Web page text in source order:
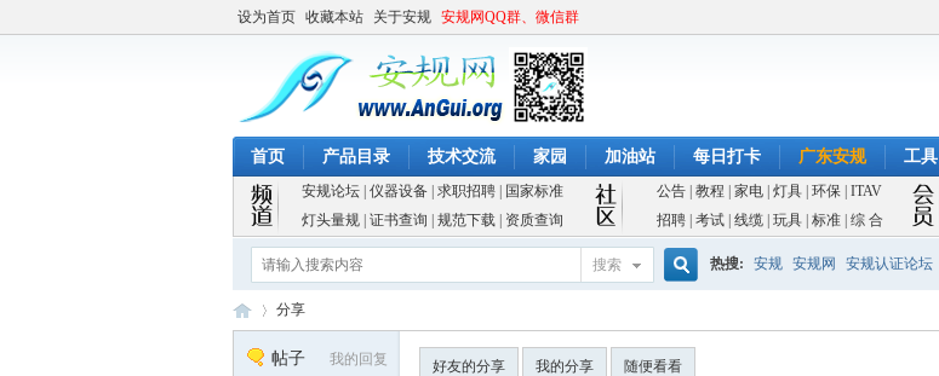
设为首页 收藏本站 关于安规 安规网QQ群、微信群
首页 产品目录 技术交流 家园 加油站 每日打卡 广东安规 工具
安规论坛 仪器设备 求职招聘 国家标准 公告 教程 家电 灯具 环保 ITAV
灯头量规 证书查询 规范下载 资质查询 招聘| 考试| 线缆| 玩具| 标准| 综 合
搜索 热搜: 安规 安规网 安规认证论坛
分享
我的回复
帖子 好友的分享 我的分享 随便看看